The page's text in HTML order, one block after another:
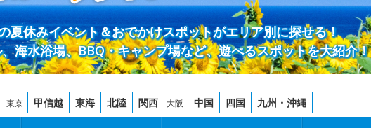
夏休みイベント＆おでかけスポットがエリア別に探せる！
海水浴場、BBQ・キャンプ場など、遊べるスポットを大紹介！
東京 甲信越 東海 北陸 関西 大阪 中国 四国 九州・沖縄